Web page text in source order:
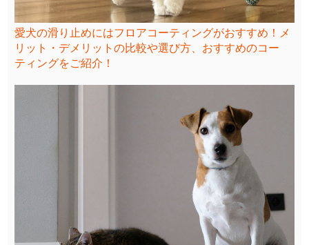
愛犬の滑り止めにはフロアコーティングがおすすめ！メ
リット・デメリットの比較や選び方、おすすめのコー
ティングをご紹介！